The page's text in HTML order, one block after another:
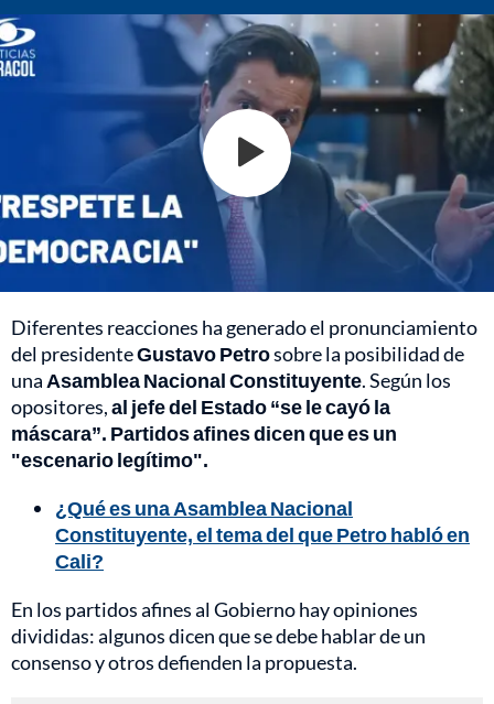
Diferentes reacciones ha generado el pronunciamiento
del presidenteGustavo Petrosobre la posibilidad de
una Asamblea Nacional Constituyente. Según los
opositores,al jefe del Estado “se le cayó la
máscara”. Partidos afines dicen que es un
"escenario legítimo".
¿Qué es una Asamblea Nacional
Constituyente, el tema del que Petro habló en
Cali?
En los partidos afines al Gobierno hay opiniones
divididas: algunos dicen que se debe hablar de un
consenso y otros defienden la propuesta.